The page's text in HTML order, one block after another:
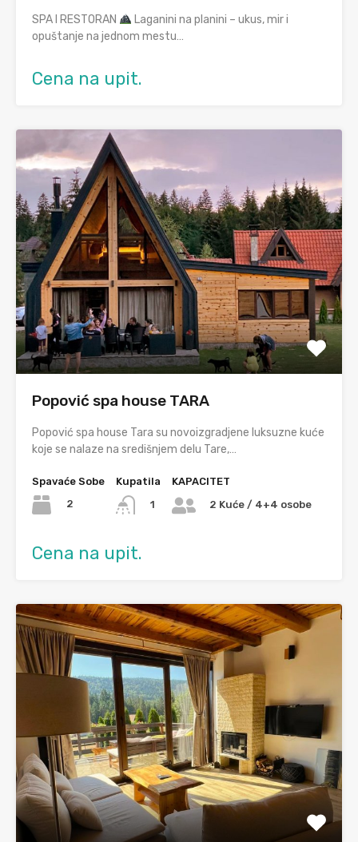
SPA I RESTORAN
Laganini na planini – ukus, mir i
opuštanje na jednom mestu…
Cena na upit.
Popović spa house TARA
Popović spa house Tara su novoizgradjene luksuzne kuće
koje se nalaze na središnjem delu Tare,…
Spavaće Sobe
2
Kupatila
1
KAPACITET
2 Kuće / 4+4 osobe
Cena na upit.